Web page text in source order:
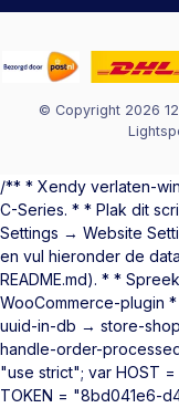
© Copyright 2026
/** * Xendy verlaten-
C-Series. * * Plak dit
Settings → Website
en vul hieronder de
README.md). * *
WooCommerce-plugin
uuid-in-db → store-
handle-order-
"use strict"; var HOST
TOKEN = "8bd041e6-